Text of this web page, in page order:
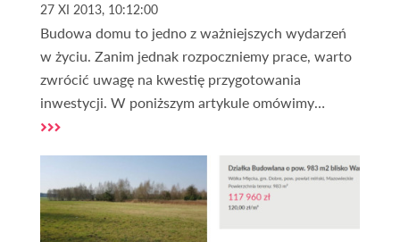
27 XI 2013, 10:12:00
Budowa domu to jedno z ważniejszych wydarzeń
w życiu. Zanim jednak rozpoczniemy prace, warto
zwrócić uwagę na kwestię przygotowania
inwestycji. W poniższym artykule omówimy
najważniejsze aspekty związane z tym tematem.